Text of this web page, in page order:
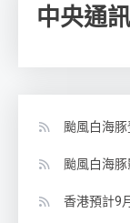
中央通
颱風白海
颱風白海
香港預計9